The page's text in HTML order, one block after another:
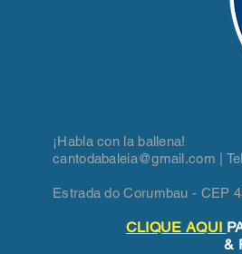
¡Habla con la ballena!
cantodabaleia@gmail.com |
Estrada do Corumbau - CEP
CLIQUE AQUI
&